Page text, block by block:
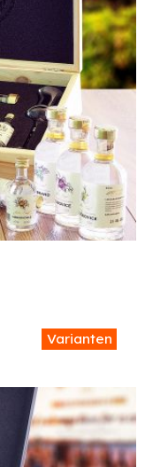
Varianten